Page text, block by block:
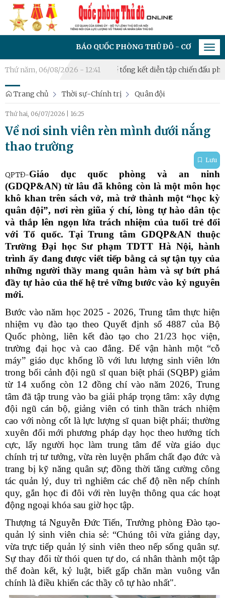
BÁO QUỐC PHÒNG THỦ ĐÔ - CƠ QUAN CỦA ĐẢNG
Thứ năm, 06/08/2026 - 12:41
Long Biên, Bồ Đề tổng kết diễn tập chiến đấu phòng thủ
Trang chủ Thời sự-Chính trị Quân đội
Thứ hai, 06/07/2026 16:25
Về nơi sinh viên rèn mình dưới nắng
thao trường
Lưu
QPTĐ-Giáo dục quốc phòng và an ninh
(GDQP&AN) từ lâu đã không còn là một môn học
khô khan trên sách vở, mà trở thành một “học kỳ
quân đội”, nơi rèn giũa ý chí, lòng tự hào dân tộc
và thắp lên ngọn lửa trách nhiệm của tuổi trẻ đối
với Tổ quốc. Tại Trung tâm GDQP&AN thuộc
Trường Đại học Sư phạm TDTT Hà Nội, hành
trình ấy đang được viết tiếp bằng cả sự tận tụy của
những người thầy mang quân hàm và sự bứt phá
đầy tự hào của thế hệ trẻ vững bước vào kỷ nguyên
mới.
Bước vào năm học 2025 - 2026, Trung tâm thực hiện
nhiệm vụ đào tạo theo Quyết định số 4887 của Bộ
Quốc phòng, liên kết đào tạo cho 21/23 học viện,
trường đại học và cao đẳng. Để vận hành một “cỗ
máy” giáo dục khổng lồ với lưu lượng sinh viên lớn
trong bối cảnh đội ngũ sĩ quan biệt phái (SQBP) giảm
từ 14 xuống còn 12 đồng chí vào năm 2026, Trung
tâm đã tập trung vào ba giải pháp trọng tâm: xây dựng
đội ngũ cán bộ, giảng viên có tinh thần trách nhiệm
cao với nòng cốt là lực lượng sĩ quan biệt phái; thường
xuyên đổi mới phương pháp dạy học theo hướng tích
cực, lấy người học làm trung tâm để vừa giáo dục
chính trị tư tưởng, vừa rèn luyện phẩm chất đạo đức và
trang bị kỹ năng quân sự; đồng thời tăng cường công
tác quản lý, duy trì nghiêm các chế độ nền nếp chính
quy, gắn học đi đôi với rèn luyện thông qua các hoạt
động ngoại khóa sau giờ học tập.
Thượng tá Nguyễn Đức Tiến, Trưởng phòng Đào tạo-
quản lý sinh viên chia sẻ: “Chúng tôi vừa giảng dạy,
vừa trực tiếp quản lý sinh viên theo nếp sống quân sự.
Sự thay đổi từ thói quen tự do, cá nhân thành một tập
thể đoàn kết, kỷ luật, biết gấp chăn màn vuông vắn
chính là điều khiến các thầy cô tự hào nhất".